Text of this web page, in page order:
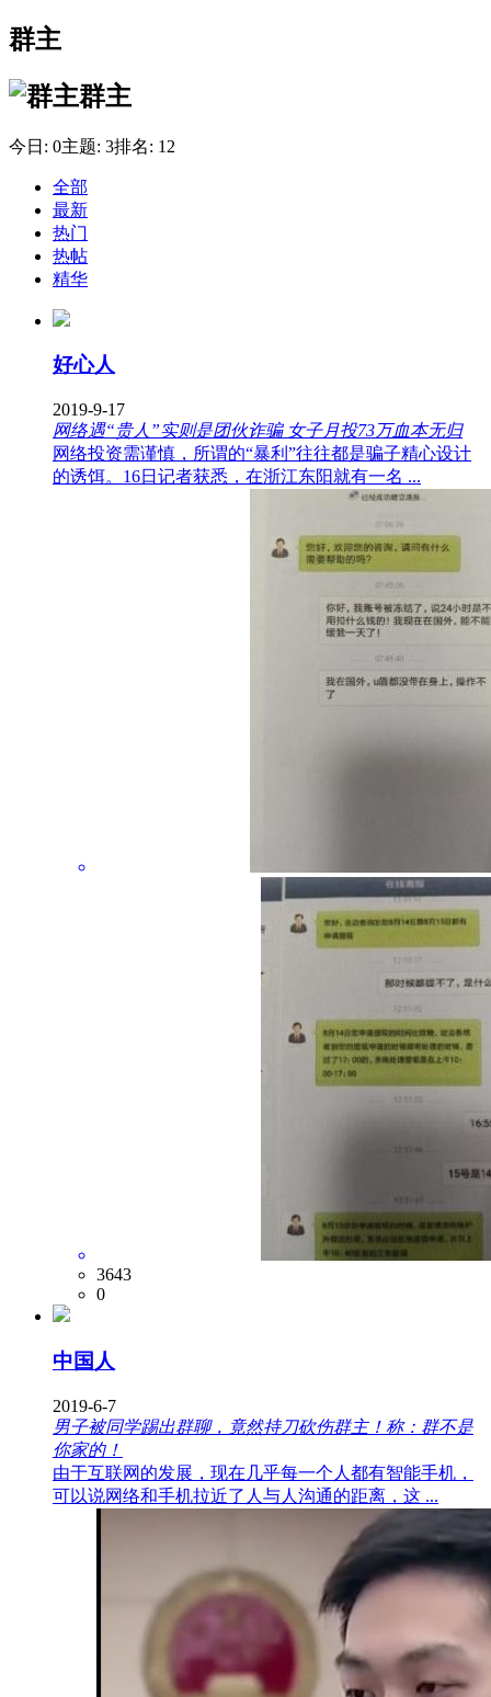
群主
群主
今日: 0主题: 3排名: 12
全部
最新
热门
热帖
精华
好心人
2019-9-17
网络遇“贵人”实则是团伙诈骗 女子月投73万血本无归
网络投资需谨慎，所谓的“暴利”往往都是骗子精心设计
的诱饵。16日记者获悉，在浙江东阳就有一名 ...
3643
0
中国人
2019-6-7
男子被同学踢出群聊，竟然持刀砍伤群主！称：群不是
你家的！
由于互联网的发展，现在几乎每一个人都有智能手机，
可以说网络和手机拉近了人与人沟通的距离，这 ...